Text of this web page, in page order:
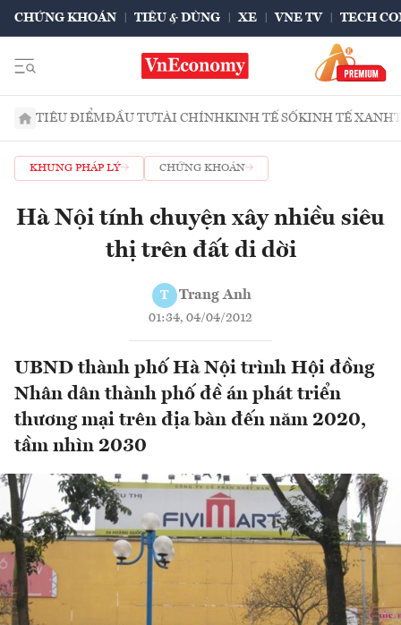
CHỨNG KHOÁN TIÊU & DÙNG XE VNE TV TECH
TIÊU ĐIỂMĐẦU TƯTÀI CHÍNHKINH TẾ SỐKINH TẾ XANH
KHUNG PHÁP LÝ CHỨNG KHOÁN
Hà Nội tính chuyện xây nhiều siêu
thị trên đất di dời
T Trang Anh
01:34, 04/04/2012
UBND thành phố Hà Nội trình Hội đồng
Nhân dân thành phố đề án phát triển
thương mại trên địa bàn đến năm 2020,
tầm nhìn 2030